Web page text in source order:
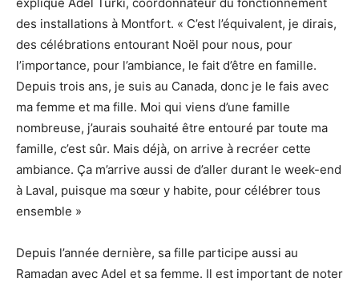
des installations à Montfort. « C’est l’équivalent, je dirais,
des célébrations entourant Noël pour nous, pour
l’importance, pour l’ambiance, le fait d’être en famille.
Depuis trois ans, je suis au Canada, donc je le fais avec
ma femme et ma fille. Moi qui viens d’une famille
nombreuse, j’aurais souhaité être entouré par toute ma
famille, c’est sûr. Mais déjà, on arrive à recréer cette
ambiance. Ça m’arrive aussi de d’aller durant le week-end
à Laval, puisque ma sœur y habite, pour célébrer tous
ensemble »
Depuis l’année dernière, sa fille participe aussi au
Ramadan avec Adel et sa femme. Il est important de noter